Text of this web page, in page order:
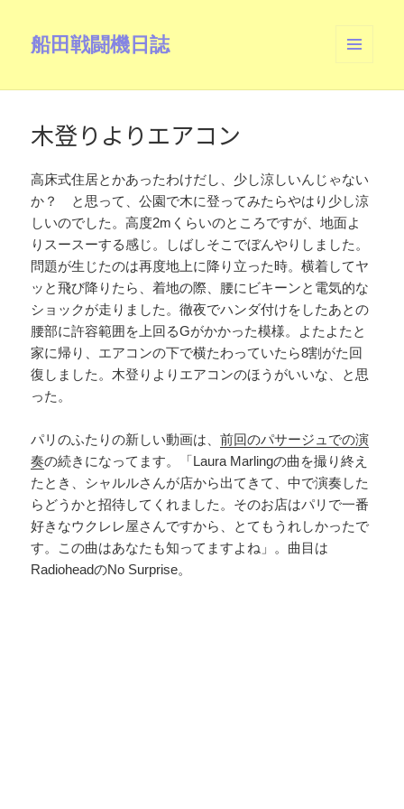
船田戦闘機日誌
ーとウ
木登りよりエアコン
高床式住居とかあったわけだし、少し涼しいんじゃない
か？ と思って、公園で木に登ってみたらやはり少し涼
しいのでした。高度2mくらいのところですが、地面よ
りスースーする感じ。しばしそこでぼんやりしました。
問題が生じたのは再度地上に降り立った時。横着してヤ
ッと飛び降りたら、着地の際、腰にビキーンと電気的な
ショックが走りました。徹夜でハンダ付けをしたあとの
腰部に許容範囲を上回るGがかかった模様。よたよたと
家に帰り、エアコンの下で横たわっていたら8割がた回
復しました。木登りよりエアコンのほうがいいな、と思
った。
パリのふたりの新しい動画は、前回のパサージュでの演
奏の続きになってます。「Laura Marlingの曲を撮り終え
たとき、シャルルさんが店から出てきて、中で演奏した
らどうかと招待してくれました。そのお店はパリで一番
好きなウクレレ屋さんですから、とてもうれしかったで
す。この曲はあなたも知ってますよね」。曲目は
RadioheadのNo Surprise。